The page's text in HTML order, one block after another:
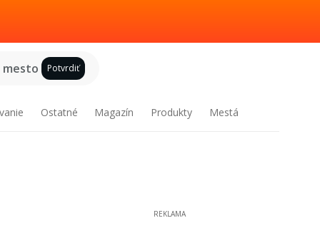
Potvrdiť
Ostatné Magazín Produkty Mestá
REKLAMA